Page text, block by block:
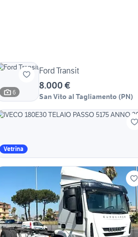
6
Ford Transit
8.000 €
San Vito al Tagliamento (PN)
Vetrina